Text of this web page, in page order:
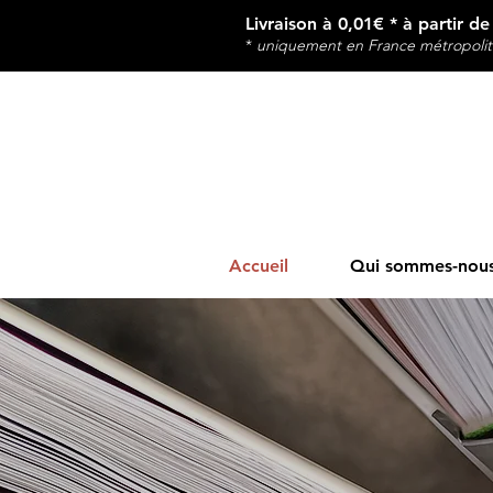
Livraison à 0,01€ * à partir
* uniquement en France
Accueil Qui sommes-